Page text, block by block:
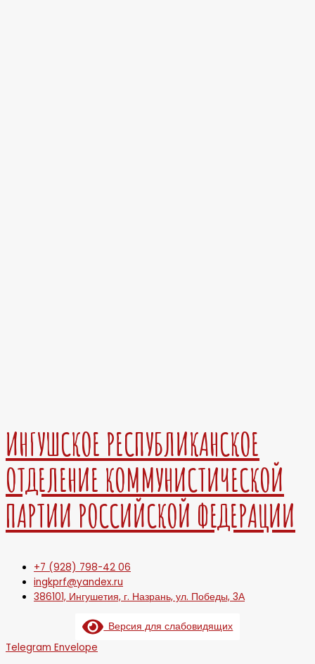
ИНГУШСКОЕ РЕСПУБЛИКАНСКОЕ
ОТДЕЛЕНИЕ КОММУНИСТИЧЕСКОЙ
ПАРТИИ РОССИЙСКОЙ ФЕДЕРАЦИИ
+7 (928) 798-42 06
ingkprf@yandex.ru
386101, Ингушетия, г. Назрань, ул. Победы, 3А
Версия для слабовидящих
Telegram Envelope